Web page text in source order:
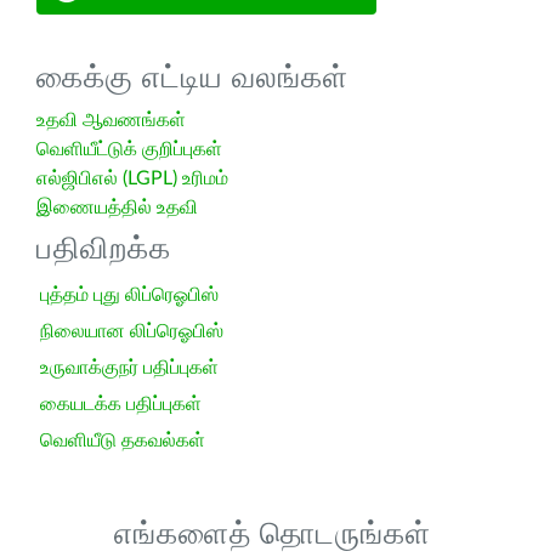
கைக்கு எட்டிய வலங்கள்
உதவி ஆவணங்கள்
வெளியீட்டுக் குறிப்புகள்
எல்ஜிபிஎல் (LGPL) உரிமம்
இணையத்தில் உதவி
பதிவிறக்க
புத்தம் புது லிப்ரெஓபிஸ்
நிலையான லிப்ரெஓபிஸ்
உருவாக்குநர் பதிப்புகள்
கையடக்க பதிப்புகள்
வெளியீடு தகவல்கள்
எங்களைத் தொடருங்கள்